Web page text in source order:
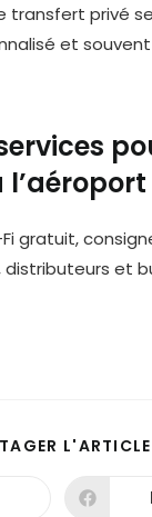
transfert privé
et
gratuit,
et
L'ARTICLE